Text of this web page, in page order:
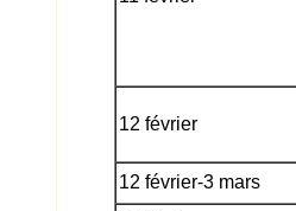
12 février
12 février-3 mars